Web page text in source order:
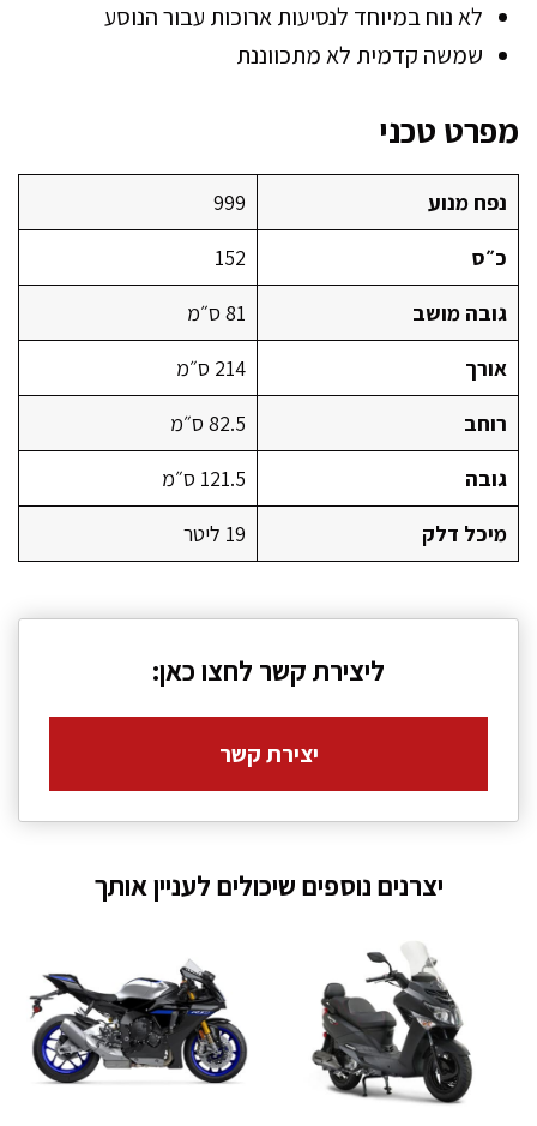
לא נוח במיוחד לנסיעות ארוכות עבור הנוסע
שמשה קדמית לא מתכווננת
מפרט טכני
נפח מנוע
999
כ״ס
152
גובה מושב
81 ס״מ
אורך
214 ס״מ
רוחב
82.5 ס״מ
גובה
121.5 ס״מ
מיכל דלק
19 ליטר
ליצירת קשר לחצו כאן:
יצירת קשר
יצרנים נוספים שיכולים לעניין אותך